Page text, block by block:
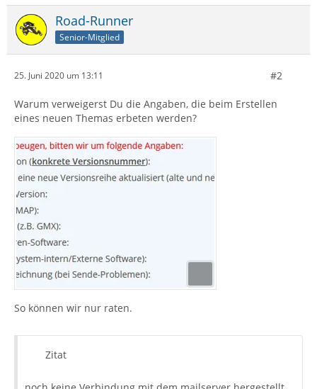
Road-Runner
Senior-Mitglied
25. Juni 2020 um 13:11 #2
Warum verweigerst Du die Angaben, die beim Erstellen
eines neuen Themas erbeten werden?
So können wir nur raten.
Zitat